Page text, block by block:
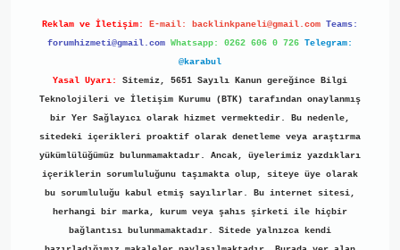
Reklam ve İletişim: E-mail: backlinkpaneli@gmail.com Teams:
forumhizmeti@gmail.com Whatsapp: 0262 606 0 726 Telegram:
@karabul
Yasal Uyarı:
Sitemiz, 5651 Sayılı Kanun gereğince Bilgi
Teknolojileri ve İletişim Kurumu (BTK) tarafından onaylanmış
bir Yer Sağlayıcı olarak hizmet vermektedir. Bu nedenle,
sitedeki içerikleri proaktif olarak denetleme veya araştırma
yükümlülüğümüz bulunmamaktadır. Ancak, üyelerimiz yazdıkları
içeriklerin sorumluluğunu taşımakta olup, siteye üye olarak
bu sorumluluğu kabul etmiş sayılırlar. Bu internet sitesi,
herhangi bir marka, kurum veya şahıs şirketi ile hiçbir
bağlantısı bulunmamaktadır. Sitede yalnızca kendi